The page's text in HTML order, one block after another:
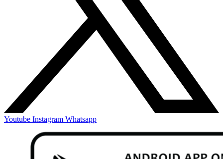
Youtube Instagram Whatsapp